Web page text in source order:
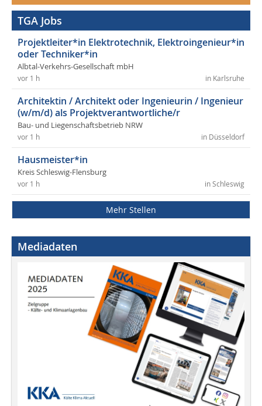
TGA Jobs
Projektleiter*in Elektrotechnik, Elektroingenieur*in
oder Techniker*in
Albtal-Verkehrs-Gesellschaft mbH
in Karlsruhe
vor 1 h
Architektin / Architekt oder Ingenieurin / Ingenieur
(w/m/d) als Projektverantwortliche/r
Bau- und Liegenschaftsbetrieb NRW
in Düsseldorf
vor 1 h
Hausmeister*in
Kreis Schleswig-Flensburg
in Schleswig
vor 1 h
Mehr Stellen
Mediadaten